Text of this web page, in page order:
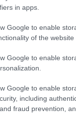
in apps.
Google to enable
of the website
Google to enable
Google to enable
including
fraud prevention,
A Radikális
Amint azt